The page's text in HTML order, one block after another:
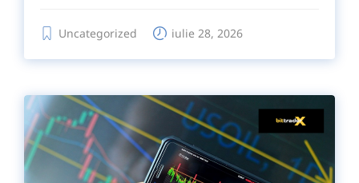
Uncategorized iulie 28, 2026